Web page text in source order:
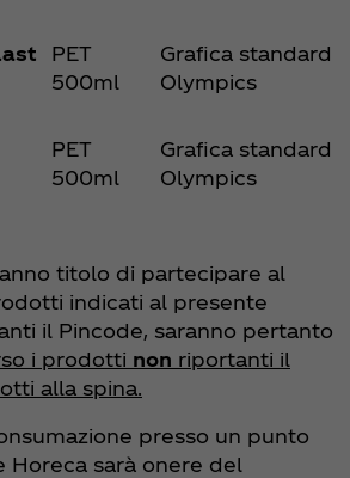
PET
500ml
Grafica standard
Olympics
PET
500ml
Grafica standard
Olympics
titolo di partecipare al
indicati al presente
il Pincode, saranno pertanto
i prodotti non riportanti il
alla spina.
presso un punto
Horeca sarà onere del